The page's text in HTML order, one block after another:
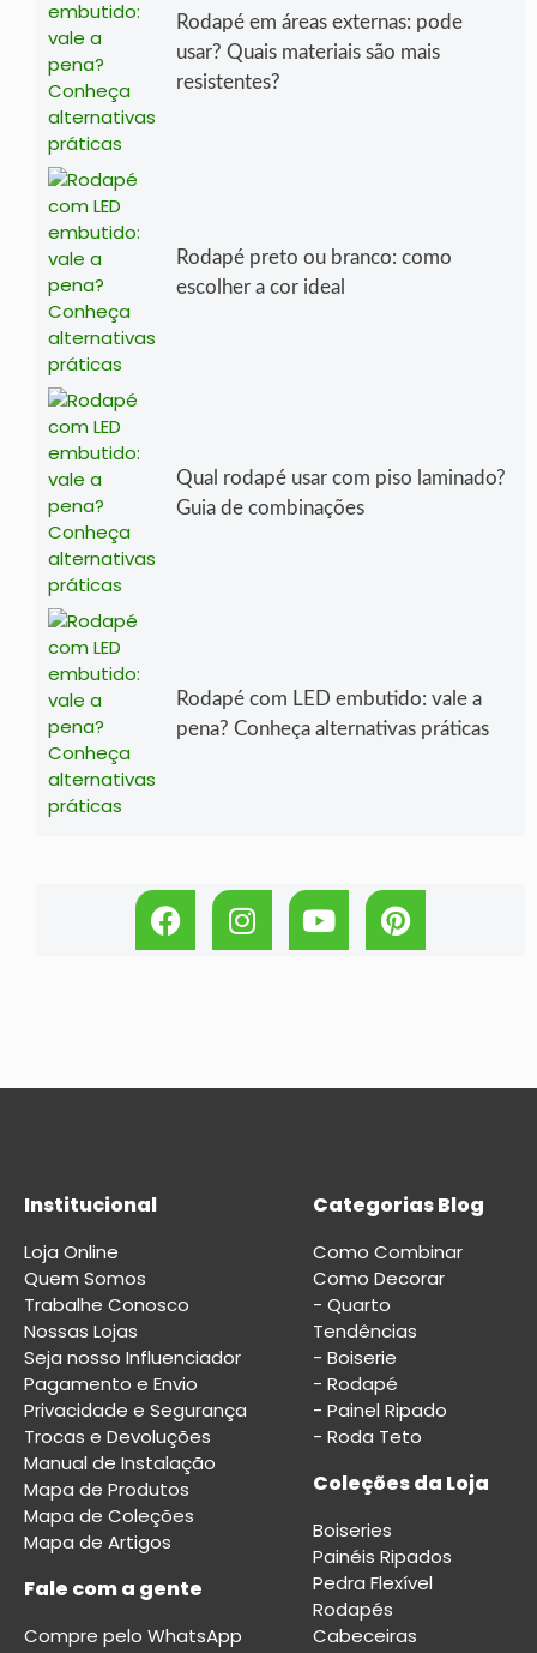
Rodapé em áreas externas: pode
usar? Quais materiais são mais
resistentes?
Rodapé preto ou branco: como
escolher a cor ideal
Qual rodapé usar com piso laminado?
Guia de combinações
Rodapé com LED embutido: vale a
pena? Conheça alternativas práticas
Institucional
Loja Online
Quem Somos
Trabalhe Conosco
Nossas Lojas
Seja nosso Influenciador
Pagamento e Envio
Privacidade e Segurança
Trocas e Devoluções
Manual de Instalação
Mapa de Produtos
Mapa de Coleções
Mapa de Artigos
Fale com a gente
Compre pelo WhatsApp
Categorias Blog
Como Combinar
Como Decorar
- Quarto
Tendências
- Boiserie
- Rodapé
- Painel Ripado
- Roda Teto
Coleções da Loja
Boiseries
Painéis Ripados
Pedra Flexível
Rodapés
Cabeceiras